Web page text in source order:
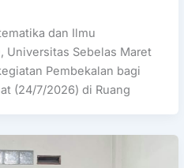
dan Ilmu
Universitas Sebelas Maret
Pembekalan bagi
(24/7/2026) di Ruang